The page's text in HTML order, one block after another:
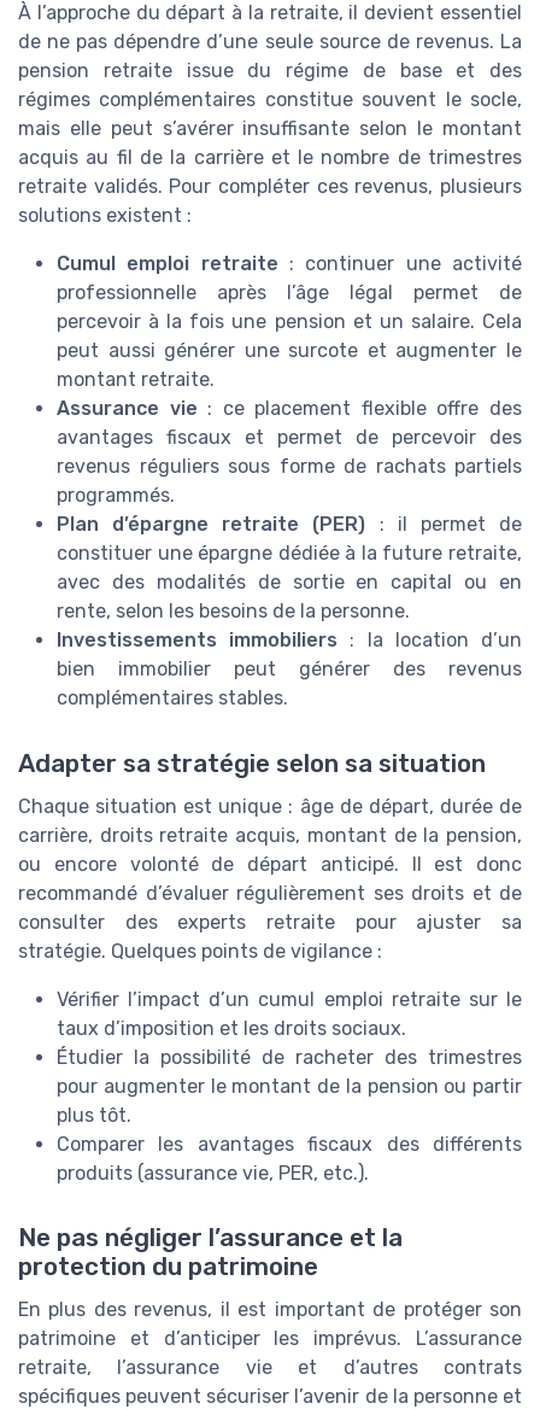
À l’approche du départ à la retraite, il devient essentiel
de ne pas dépendre d’une seule source de revenus. La
pension retraite issue du régime de base et des
régimes complémentaires constitue souvent le socle,
mais elle peut s’avérer insuffisante selon le montant
acquis au fil de la carrière et le nombre de trimestres
retraite validés. Pour compléter ces revenus, plusieurs
solutions existent :
Cumul emploi retraite : continuer une activité
professionnelle après l’âge légal permet de
percevoir à la fois une pension et un salaire. Cela
peut aussi générer une surcote et augmenter le
montant retraite.
Assurance vie : ce placement flexible offre des
avantages fiscaux et permet de percevoir des
revenus réguliers sous forme de rachats partiels
programmés.
Plan d’épargne retraite (PER) : il permet de
constituer une épargne dédiée à la future retraite,
avec des modalités de sortie en capital ou en
rente, selon les besoins de la personne.
Investissements immobiliers : la location d’un
bien immobilier peut générer des revenus
complémentaires stables.
Adapter sa stratégie selon sa situation
Chaque situation est unique : âge de départ, durée de
carrière, droits retraite acquis, montant de la pension,
ou encore volonté de départ anticipé. Il est donc
recommandé d’évaluer régulièrement ses droits et de
consulter des experts retraite pour ajuster sa
stratégie. Quelques points de vigilance :
Vérifier l’impact d’un cumul emploi retraite sur le
taux d’imposition et les droits sociaux.
Étudier la possibilité de racheter des trimestres
pour augmenter le montant de la pension ou partir
plus tôt.
Comparer les avantages fiscaux des différents
produits (assurance vie, PER, etc.).
Ne pas négliger l’assurance et la
protection du patrimoine
En plus des revenus, il est important de protéger son
patrimoine et d’anticiper les imprévus. L’assurance
retraite, l’assurance vie et d’autres contrats
spécifiques peuvent sécuriser l’avenir de la personne et